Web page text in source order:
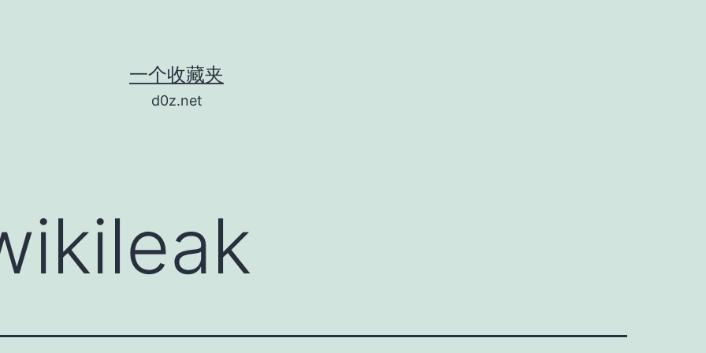
一个收藏夹
d0z.net